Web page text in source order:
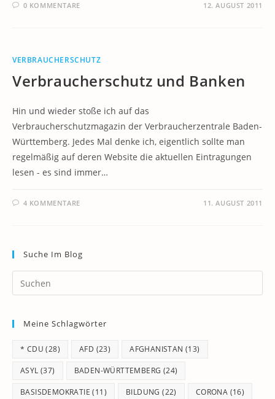
0 KOMMENTARE 12. AUGUST 2011
VERBRAUCHERSCHUTZ
Verbraucherschutz und Banken
Hin und wieder stoße ich auf das
Verbraucherschutzmagazin der Verbraucherzentrale Baden-
Württemberg. Jedes Mal denke ich, eigentlich sollte man
regelmäßig auf deren Website die aktuellen Eintragungen
lesen - es sind immer…
4 KOMMENTARE 11. AUGUST 2011
Suche Im Blog
Meine Schlagwörter
* CDU (28) AFD (23) AFGHANISTAN (13)
ASYL (37) BADEN-WÜRTTEMBERG (24)
BASISDEMOKRATIE (11) BILDUNG (22) CORONA (16)